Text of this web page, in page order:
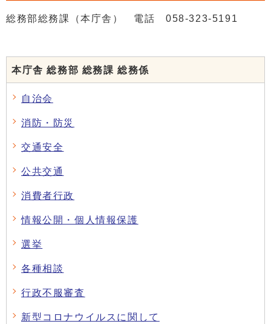
総務部総務課（本庁舎） 電話 058-323-5191
本庁舎 総務部 総務課 総務係
自治会
消防・防災
交通安全
公共交通
消費者行政
情報公開・個人情報保護
選挙
各種相談
行政不服審査
新型コロナウイルスに関して